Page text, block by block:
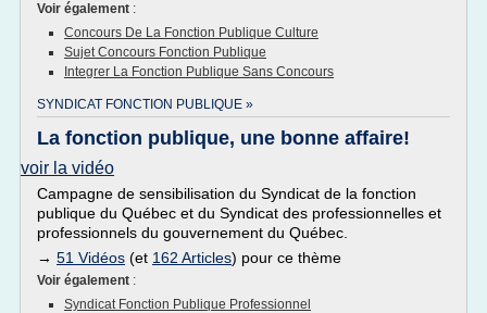
Voir également :
Concours De La Fonction Publique Culture
Sujet Concours Fonction Publique
Integrer La Fonction Publique Sans Concours
SYNDICAT FONCTION PUBLIQUE »
La fonction publique, une bonne affaire!
voir la vidéo
Campagne de sensibilisation du Syndicat de la fonction
publique du Québec et du Syndicat des professionnelles et
professionnels du gouvernement du Québec.
→ 51 Vidéos (et 162 Articles) pour ce thème
Voir également :
Syndicat Fonction Publique Professionnel